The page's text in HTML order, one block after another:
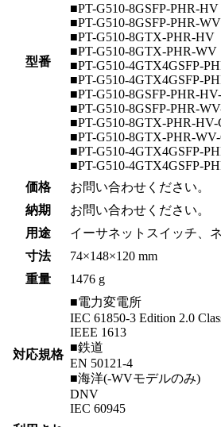
型番
■PT-G510-8GSFP-PHR-HV
■PT-G510-8GSFP-PHR-WV
■PT-G510-8GTX-PHR-HV
■PT-G510-8GTX-PHR-WV
■PT-G510-4GTX4GSFP-
■PT-G510-4GTX4GSFP-
■PT-G510-8GSFP-PHR-
■PT-G510-8GSFP-PHR-
■PT-G510-8GTX-PHR-HV-
■PT-G510-8GTX-PHR-
■PT-G510-4GTX4GSFP-
■PT-G510-4GTX4GSFP-
価格
お問い合わせください。
納期
お問い合わせください。
用途
イーサネットスイッチ、
寸法
74×148×120 mm
重量
1476 g
対応規格
■電力変電所
IEC 61850-3 Edition 2.0
IEEE 1613
■鉄道
EN 50121-4
■海洋(-WVモデルのみ)
DNV
IEC 60945